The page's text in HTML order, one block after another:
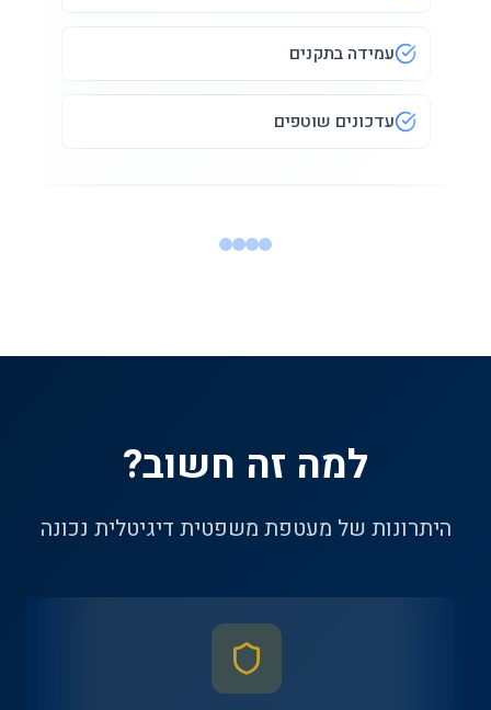
עמידה בתקנים
עדכונים שוטפים
למה זה חשוב?
היתרונות של מעטפת משפטית דיגיטלית נכונה